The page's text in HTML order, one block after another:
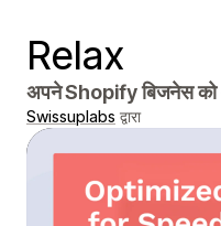
Relax
अपने Shopify बिजनेस को
Swissuplabs द्वारा